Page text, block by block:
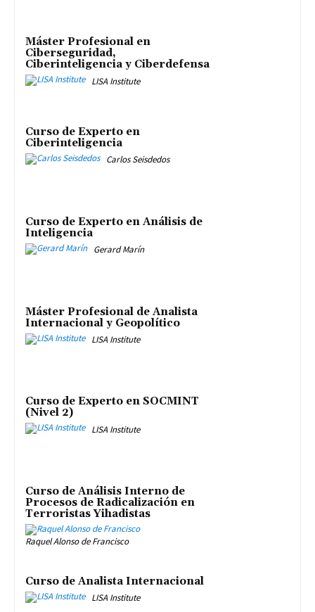
Máster Profesional en
Ciberseguridad,
Ciberinteligencia y Ciberdefensa
LISA Institute
Curso de Experto en
Ciberinteligencia
Carlos Seisdedos
Curso de Experto en Análisis de
Inteligencia
Gerard Marín
Máster Profesional de Analista
Internacional y Geopolítico
LISA Institute
Curso de Experto en SOCMINT
(Nivel 2)
LISA Institute
Curso de Análisis Interno de
Procesos de Radicalización en
Terroristas Yihadistas
Raquel Alonso de Francisco
Curso de Analista Internacional
LISA Institute